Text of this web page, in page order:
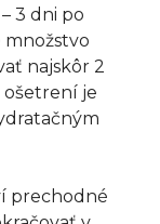
3 dni po
najskôr 2
ošetrení je
prechodné